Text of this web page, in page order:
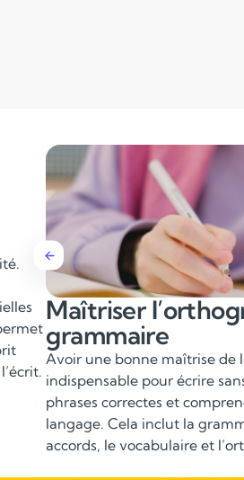
Améliorer
orale
Le Français prend
la prise de parole : exposés,
baccalauréat, argumentation,
s’exprimer clairement,
propos est un véritable atout